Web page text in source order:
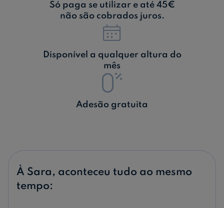
Só paga se utilizar e até 45€
não são cobrados juros.
Disponível a qualquer altura do
mês
Adesão gratuita
À Sara, aconteceu tudo ao mesmo
tempo: